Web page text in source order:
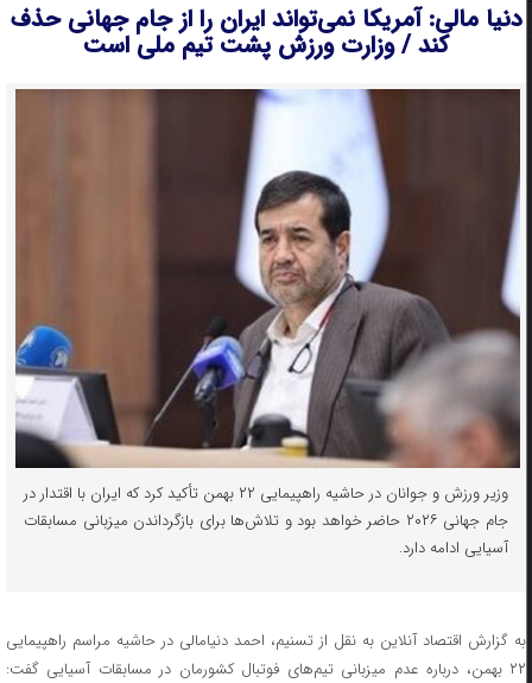
دنیا مالی: آمریکا نمی‌تواند ایران را از جام جهانی حذف
کند / وزارت ورزش پشت تیم ملی است
وزیر ورزش و جوانان در حاشیه راهپیمایی ۲۲ بهمن تأکید کرد که ایران با اقتدار در
جام جهانی ۲۰۲۶ حاضر خواهد بود و تلاش‌ها برای بازگرداندن میزبانی مسابقات
آسیایی ادامه دارد.
به گزارش اقتصاد آنلاین به نقل از تسنیم، احمد دنیامالی در حاشیه مراسم راهپیمایی
۲۲ بهمن، درباره عدم میزبانی تیم‌های فوتبال کشورمان در مسابقات آسیایی گفت: